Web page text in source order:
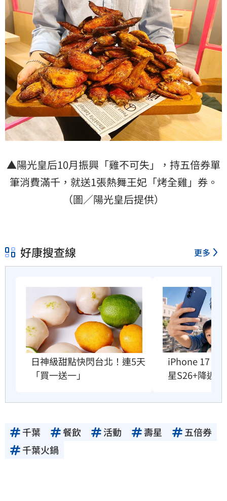
▲陽光皇后10月振興「雞不可失」，持五倍券單
筆消費滿千，就送1張熱舞王妃「烤全雞」券。
（圖／陽光皇后提供）
好康搜查線 更多
日神級甜點快閃台北！連5天
「買一送一」
iPhone 17
星S26+降近8
千葉 餐飲 活動 壽星
五倍券
千葉火鍋